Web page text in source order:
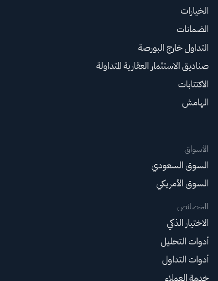
الخيارات
الضمانات
التداول خارج البورصة
صناديق الاستثمار العقارية المتداولة
الاكتتابات
الهامش
الأسواق
السوق السعودي
السوق الأمريكي
الخصائص
الاختيار الذكي
أدوات التحليل
أدوات التداول
خدمة العملاء